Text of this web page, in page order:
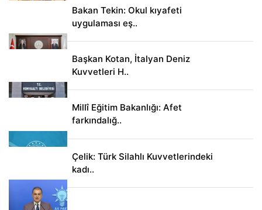
Bakan Tekin: Okul kıyafeti
uygulaması eş..
Başkan Kotan, İtalyan Deniz
Kuvvetleri H..
Millî Eğitim Bakanlığı: Afet
farkındalığ..
Çelik: Türk Silahlı Kuvvetlerindeki
kadı..